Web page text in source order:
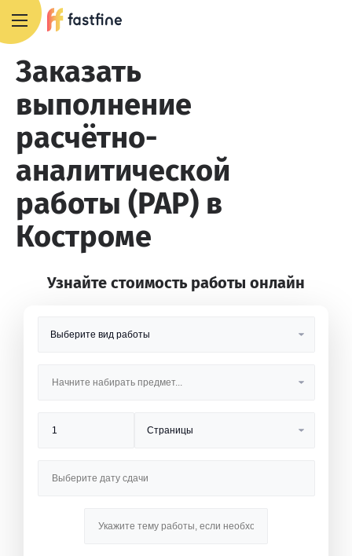
Заказать
выполнение
расчётно-
аналитической
работы (РАР) в
Костроме
Узнайте стоимость работы онлайн